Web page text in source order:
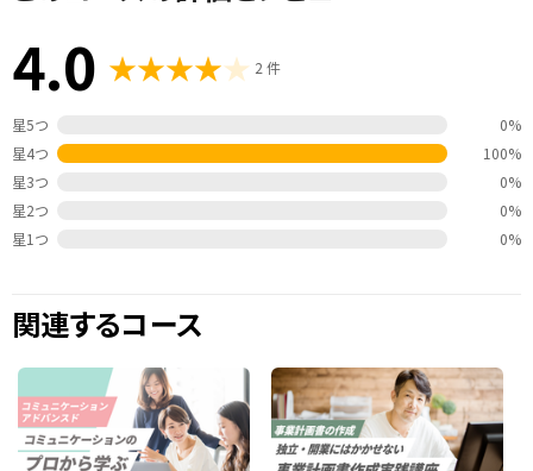
4.0 2 件
星5つ
0%
星4つ
100%
星3つ
0%
星2つ
0%
星1つ
0%
関連するコース